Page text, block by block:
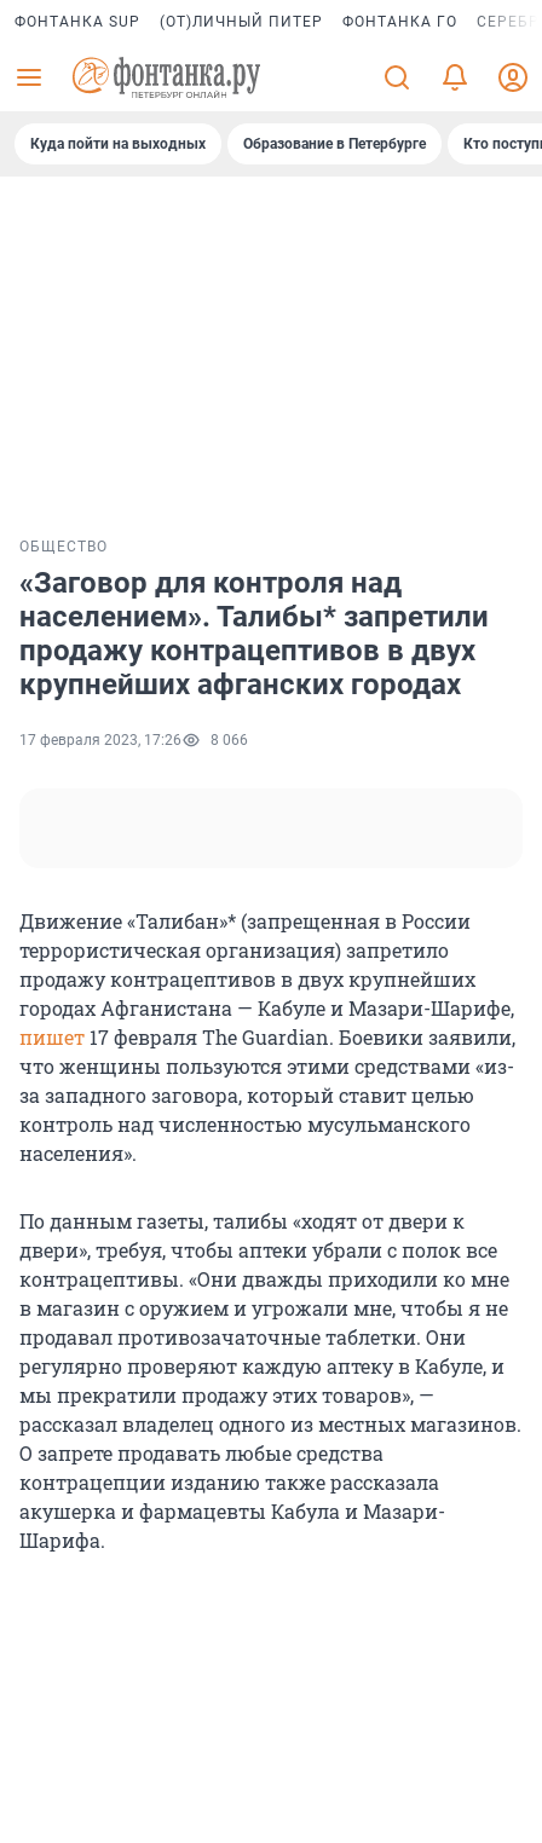
ФОНТАНКА SUP (ОТ)ЛИЧНЫЙ ПИТЕР ФОНТАНКА ГО
Куда пойти на выходных Образование в Петербурге Кто
ОБЩЕСТВО
«Заговор для контроля над
населением». Талибы* запретили
продажу контрацептивов в двух
крупнейших афганских городах
17 февраля 2023, 17:26 8 066
Движение «Талибан»* (запрещенная в России
террористическая организация) запретило
продажу контрацептивов в двух крупнейших
городах Афганистана — Кабуле и Мазари-Шарифе,
пишет 17 февраля The Guardian. Боевики заявили,
что женщины пользуются этими средствами «из-
за западного заговора, который ставит целью
контроль над численностью мусульманского
населения».
По данным газеты, талибы «ходят от двери к
двери», требуя, чтобы аптеки убрали с полок все
контрацептивы. «Они дважды приходили ко мне
в магазин с оружием и угрожали мне, чтобы я не
продавал противозачаточные таблетки. Они
регулярно проверяют каждую аптеку в Кабуле, и
мы прекратили продажу этих товаров», —
рассказал владелец одного из местных магазинов.
О запрете продавать любые средства
контрацепции изданию также рассказала
акушерка и фармацевты Кабула и Мазари-
Шарифа.